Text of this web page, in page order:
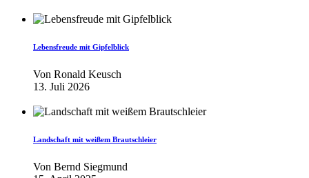
Lebensfreude mit Gipfelblick
Von Ronald Keusch
13. Juli 2026
Landschaft mit weißem Brautschleier
Von Bernd Siegmund